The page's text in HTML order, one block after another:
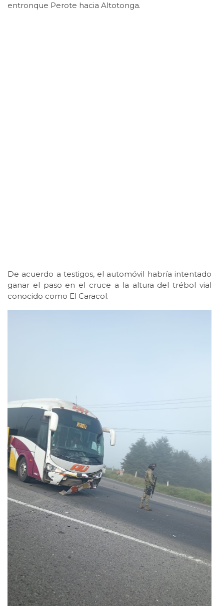
entronque Perote hacia Altotonga.
De acuerdo a testigos, el automóvil habría intentado
ganar el paso en el cruce a la altura del trébol vial
conocido como El Caracol.